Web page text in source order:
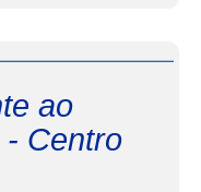
ao
Centro